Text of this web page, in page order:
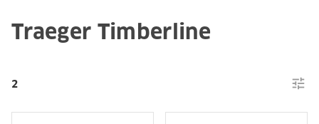
Traeger Timberline
2 tune